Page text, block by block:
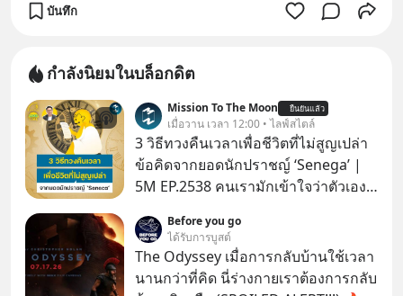
บันทึก
กำลังนิยมในบล็อกดิต
Mission To The Moon ยืนยันแล้ว
เมื่อวาน เวลา 12:00 • ไลฟ์สไตล์
3 วิธีทวงคืนเวลาเพื่อชีวิตที่ไม่สูญเปล่า
ข้อคิดจากยอดนักปราชญ์ ‘Senega’ |
5M EP.2538 คนเรามักเข้าใจว่าตัวเอง
แห่งยุคโรมันได้กล่าวถึง ‘เวลา’ อันเป็น
ทรัพย์ที่มีค่าที่สุดเอาไว้เมื่อราวๆ 2,000
ปีก่อนนี้ว่า “เราไม่ได้มีเวลาน้อยหรอก
Before you go
ได้รับการบูสต์
The Odyssey เมื่อการกลับบ้านใช้เวลา
นานกว่าที่คิด นี่ร่างกายเราต้องการกลับ